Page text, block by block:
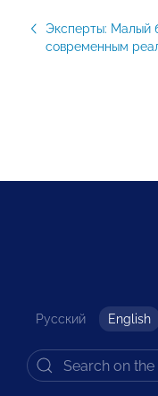
Эксперты: Малый
современным
Русский English